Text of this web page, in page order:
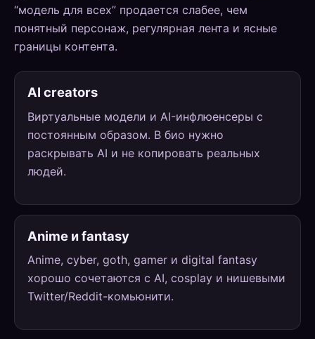
“модель для всех” продается слабее, чем
понятный персонаж, регулярная лента и ясные
границы контента.
AI creators
Виртуальные модели и AI-инфлюенсеры с
постоянным образом. В био нужно
раскрывать AI и не копировать реальных
людей.
Anime и fantasy
Anime, cyber, goth, gamer и digital fantasy
хорошо сочетаются с AI, cosplay и нишевыми
Twitter/Reddit-комьюнити.